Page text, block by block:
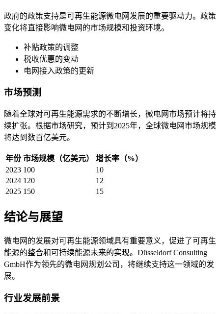
政府的政策支持是可再生能源微电网发展的重要驱动力。政策
变化将直接影响微电网的市场规模和投资环境。
补贴政策的调整
税收优惠的变动
电网接入政策的更新
市场预测
随着全球对可再生能源需求的不断增长，微电网市场预计将持
续扩张。根据市场研究，预计到2025年，全球微电网市场规模
将达到数百亿美元。
年份 市场规模（亿美元）
增长率（%）
2023 100
10
2024 120
12
2025 150 15
结论与展望
微电网的发展对可再生能源领域具有重要意义，促进了可再生
能源的整合和可持续能源未来的实现。Düsseldorf Consulting
GmbH作为领先的微电网规划公司，将继续支持这一领域的发
展。
行业发展前景